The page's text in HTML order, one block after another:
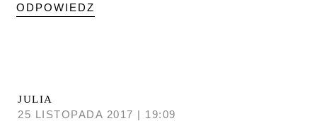
ODPOWIEDZ
JULIA
25 LISTOPADA 2017 | 19:09